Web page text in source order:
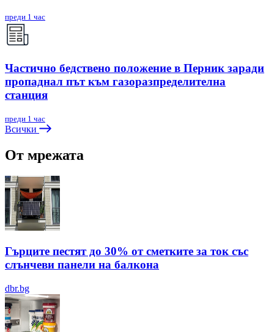
преди 1 час
Частично бедствено положение в Перник заради
пропаднал път към газоразпределителна
станция
преди 1 час
Всички
От мрежата
Гърците пестят до 30% от сметките за ток със
слънчеви панели на балкона
dbr.bg